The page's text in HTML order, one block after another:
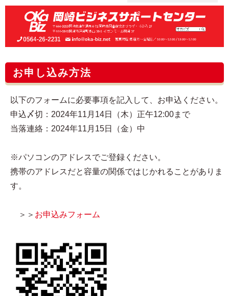
お申し込み方法
以下のフォームに必要事項を記入して、お申込ください。
申込〆切：2024年11月14日（木）正午12:00まで
当落連絡：2024年11月15日（金）中
※パソコンのアドレスでご登録ください。
携帯のアドレスだと容量の関係ではじかれることがありま
す。
＞＞ お申込みフォーム